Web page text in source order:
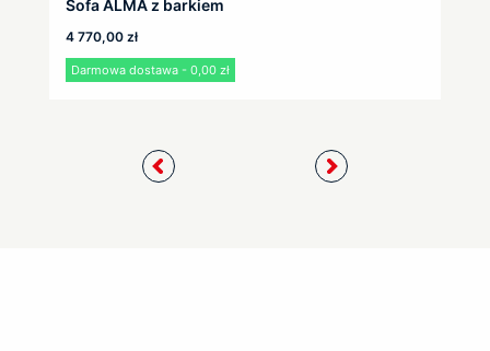
Sofa ALMA z barkiem
4 770,00 zł
Darmowa dostawa - 0,00 zł